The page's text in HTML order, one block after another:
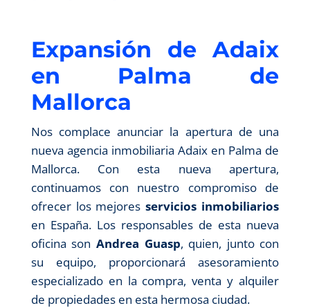
Expansión de Adaix
en Palma de
Mallorca
Nos complace anunciar la apertura de una
nueva agencia inmobiliaria Adaix en Palma de
Mallorca. Con esta nueva apertura,
continuamos con nuestro compromiso de
ofrecer los mejoresservicios inmobiliarios
en España. Los responsables de esta nueva
oficina son Andrea Guasp, quien, junto con
su equipo, proporcionará asesoramiento
especializado en la compra, venta y alquiler
de propiedades en esta hermosa ciudad.